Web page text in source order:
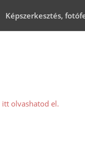
Képszerkesztés,
itt olvashatod el.